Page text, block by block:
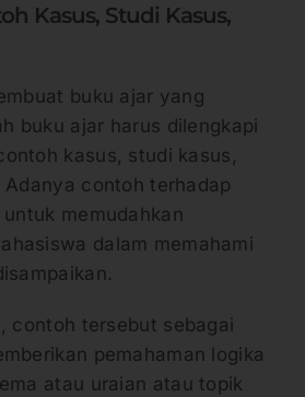
Kasus, Studi Kasus,
buku ajar yang
buku ajar harus dilengkapi
kasus, studi kasus,
contoh terhadap
memudahkan
dalam memahami
contoh tersebut sebagai
pemahaman logika
atau uraian atau topik